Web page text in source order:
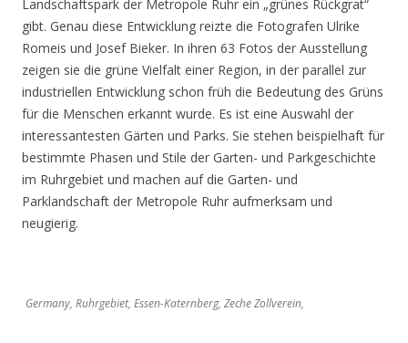
Landschaftspark der Metropole Ruhr ein „grünes Rückgrat“
gibt. Genau diese Entwicklung reizte die Fotografen Ulrike
Romeis und Josef Bieker. In ihren 63 Fotos der Ausstellung
zeigen sie die grüne Vielfalt einer Region, in der parallel zur
industriellen Entwicklung schon früh die Bedeutung des Grüns
für die Menschen erkannt wurde. Es ist eine Auswahl der
interessantesten Gärten und Parks. Sie stehen beispielhaft für
bestimmte Phasen und Stile der Garten- und Parkgeschichte
im Ruhrgebiet und machen auf die Garten- und
Parklandschaft der Metropole Ruhr aufmerksam und
neugierig.
Germany, Ruhrgebiet, Essen-Katernberg, Zeche Zollverein,